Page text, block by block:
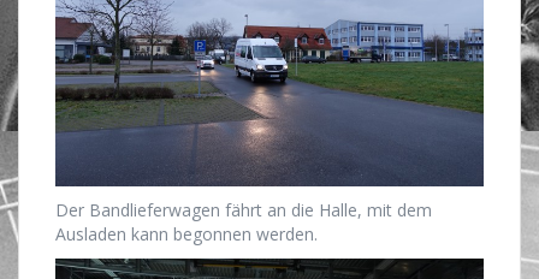
Der Bandlieferwagen fährt an die Halle, mit dem
Ausladen kann begonnen werden.